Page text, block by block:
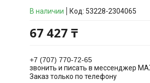
В наличии Код: 53228-2304065
67 427 ₸
+7 (707) 770-72-65
звонить и писать в мессенджер
Заказ только по телефону